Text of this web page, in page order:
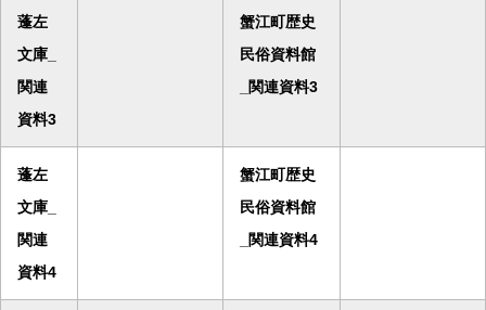
蓬左
文庫_
関連
資料3
蟹江町歴史
民俗資料館
_関連資料3
蓬左
文庫_
関連
資料4
蟹江町歴史
民俗資料館
_関連資料4